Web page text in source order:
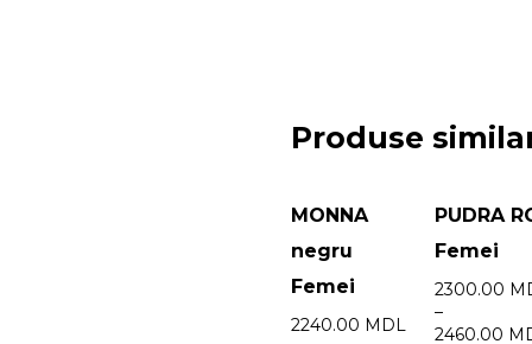
Produse
MONNA
negru
Femei
2240.00 MDL
PUDRA
Femei
2300.00
–
2460.00